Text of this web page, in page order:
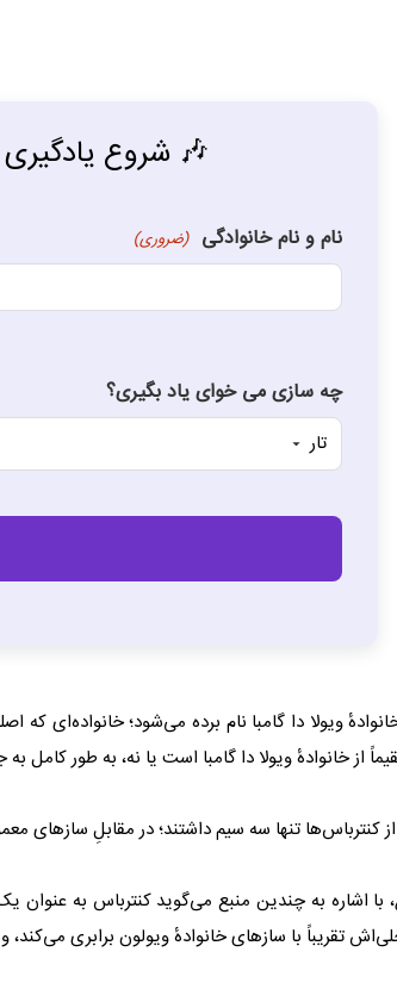
🎶 شروع یادگیری
نام و نام خانوادگی (ضروری)
چه سازی می خوای یاد بگیری؟
ویولا دا گامبا نام برده می‌شود؛ خانواده‌ای
از خانوادهٔ ویولا دا گامبا است یا نه، به طور کامل
کنترباس‌ها تنها سه سیم داشتند؛ در مقابلِ سازهای
، با اشاره به چندین منبع می‌گوید کنترباس به
تقریباً با سازهای خانوادهٔ ویولون برابری